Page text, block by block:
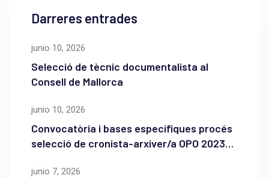
Darreres entrades
junio 10, 2026
Selecció de tècnic documentalista al
Consell de Mallorca
junio 10, 2026
Convocatòria i bases específiques procés
selecció de cronista-arxiver/a OPO 2023
junio 7, 2026